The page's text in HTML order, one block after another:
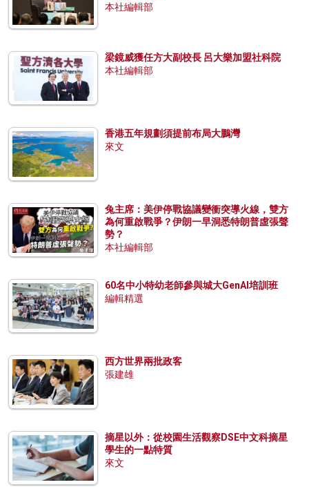
本社編輯部
梁鏡威獲任方大副校長 呂大樂加盟社科院
本社編輯部
香港五年規劃須提前布局大鵬灣
來文
兔主席：美伊停戰協議變衝突導火線，雙方
為何重啟戰爭？伊朗一早洞悉特朗普虛張聲
勢？
本社編輯部
60名中小特幼老師參與城大GenAI培訓班
編輯精選
西方世界兩批政客
張建雄
摘星以外：從校園生活觀察DSE中文科摘星
學生的一點特質
來文